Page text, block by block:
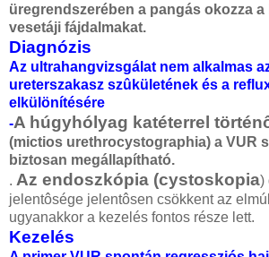
üregrendszerében a pangás okozza a
vesetáji fájdalmakat.
Diagnózis
Az ultrahangvizsgálat nem alkalmas
ureterszakasz szûkületének és a
elkülönítésére
-A húgyhólyag katéterrel
(mictios urethrocystographia) a VUR
biztosan megállapítható.
. Az endoszkópia (cystoskopia)
jelentôsége jelentôsen csökkent az
ugyanakkor a kezelés fontos része lett.
Kezelés